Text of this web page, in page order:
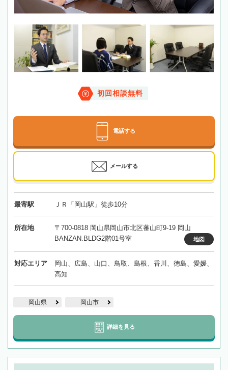
初回相談無料
電話する
メールする
最寄駅 ＪＲ「岡山駅」徒歩10分
所在地
〒700-0818 岡山県岡山市北区蕃山町9-19 岡山
BANZAN.BLDG2階01号室
地図
対応エリア
岡山、広島、山口、鳥取、島根、香川、徳島、愛媛、
高知
岡山県 岡山市
詳細を見る